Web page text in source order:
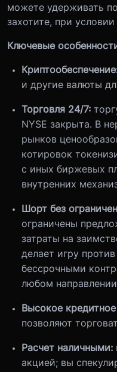
можете удерживать
захотите, при
Ключевые
и другие валюты
Торговля 24/7:
NYSE закрыта. В
рынков
котировок
с иных биржевых
внутренних
Шорт без
ограничены
затраты на
делает игру
бессрочными
любом
Высокое
позволяют
Расчет наличными:
акцией; вы